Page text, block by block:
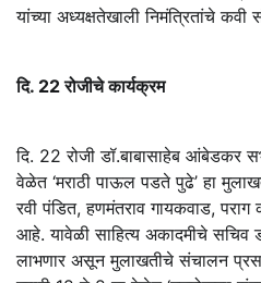
यांच्या अध्यक्षतेखाली निमंत्रितांचे
दि. 22 रोजीचे कार्यक्रम
दि. 22 रोजी डॉ.बाबासाहेब आंबेडकर
वेळेत ‘मराठी पाऊल पडते पुढे’ हा
रवी पंडित, हणमंतराव गायकवाड, पराग
आहे. यावेळी साहित्य अकादमीचे सचिव
लाभणार असून मुलाखतीचे संचालन